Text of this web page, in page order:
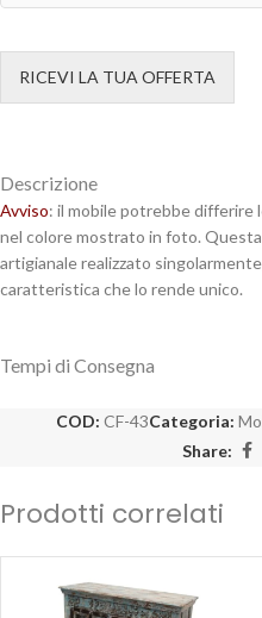
RICEVI LA TUA OFFERTA
Descrizione
Avviso: il mobile potrebbe differire
nel colore mostrato in foto.
artigianale realizzato
caratteristica che lo rende unico.
Tempi di Consegna
COD: CF-43Categoria:
Share:
Prodotti correlati